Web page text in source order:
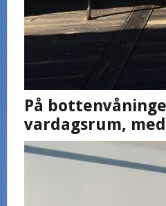
På
vardagsrum,